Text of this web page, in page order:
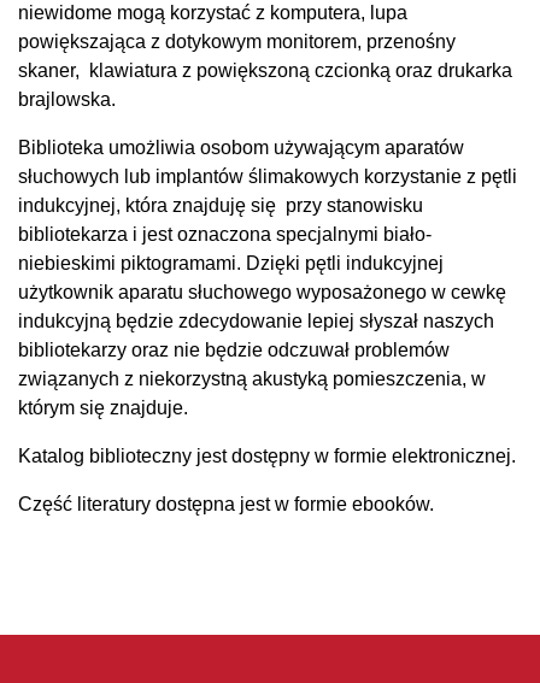
niewidome mogą korzystać z komputera, lupa
powiększająca z dotykowym monitorem, przenośny
skaner, klawiatura z powiększoną czcionką oraz drukarka
brajlowska.
Biblioteka umożliwia osobom używającym aparatów
słuchowych lub implantów ślimakowych korzystanie z pętli
indukcyjnej, która znajduję się przy stanowisku
bibliotekarza i jest oznaczona specjalnymi biało-
niebieskimi piktogramami. Dzięki pętli indukcyjnej
użytkownik aparatu słuchowego wyposażonego w cewkę
indukcyjną będzie zdecydowanie lepiej słyszał naszych
bibliotekarzy oraz nie będzie odczuwał problemów
związanych z niekorzystną akustyką pomieszczenia, w
którym się znajduje.
Katalog biblioteczny jest dostępny w formie elektronicznej.
Część literatury dostępna jest w formie ebooków.